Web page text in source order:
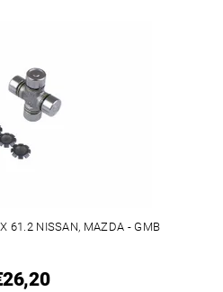
61.2 NISSAN, MAZDA - GMB